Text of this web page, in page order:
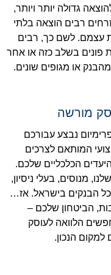
גדולה יותר ויותר,
רבים הוצאה בלתי
עצמם. לשם כך, רבים
פונים בשלב כזה או אחר
או מגופים שונים.
מורשה
נבצע עבורכם
המותאם לצרכים
הכלכליים שלכם.
מנוסים, בעלי ניסיון,
כל הבנקים בישראל. אז…
הביטחון שלכם –
הלוואה לעוסק
הנכון.